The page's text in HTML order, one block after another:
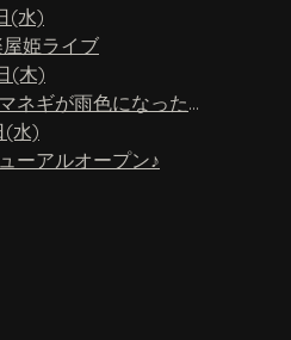
(水)
姫ライブ
(木)
ちんげん – タマネギが雨色になったら
(水)
ーアルオープン♪